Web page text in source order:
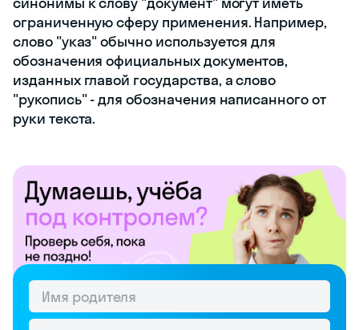
ограниченную сферу применения. Например,
слово "указ" обычно используется для
обозначения официальных документов,
изданных главой государства, а слово
"рукопись" - для обозначения написанного от
руки текста.